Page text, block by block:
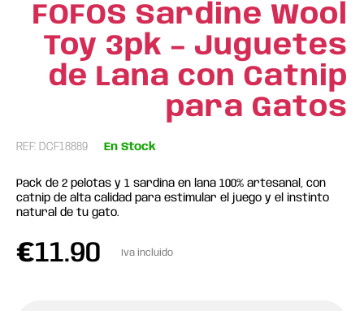
FOFOS Sardine Wool
Toy 3pk – Juguetes
de Lana con Catnip
para Gatos
REF: DCF18889 En Stock
Pack de 2 pelotas y 1 sardina en lana 100% artesanal, con
catnip de alta calidad para estimular el juego y el instinto
natural de tu gato.
€11.90 Iva incluido